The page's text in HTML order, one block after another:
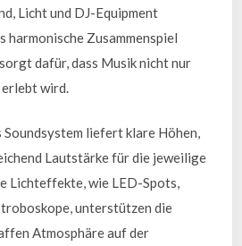
Licht und DJ-Equipment
harmonische Zusammenspiel
dafür, dass Musik nicht nur
wird.
Soundsystem liefert klare Höhen,
Lautstärke für die jeweilige
Lichteffekte, wie LED-Spots,
unterstützen die
Atmosphäre auf der